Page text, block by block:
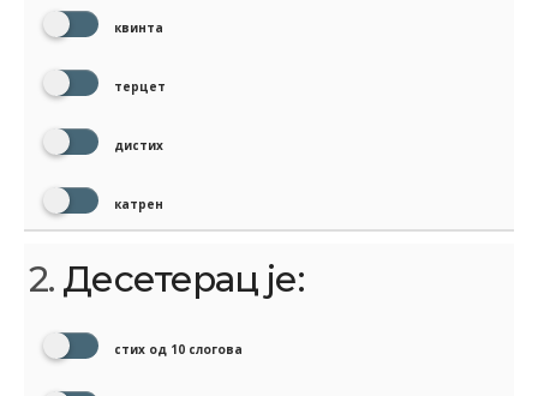
квинта
терцет
дистих
катрен
2. Десетерац је:
стих од 10 слогова